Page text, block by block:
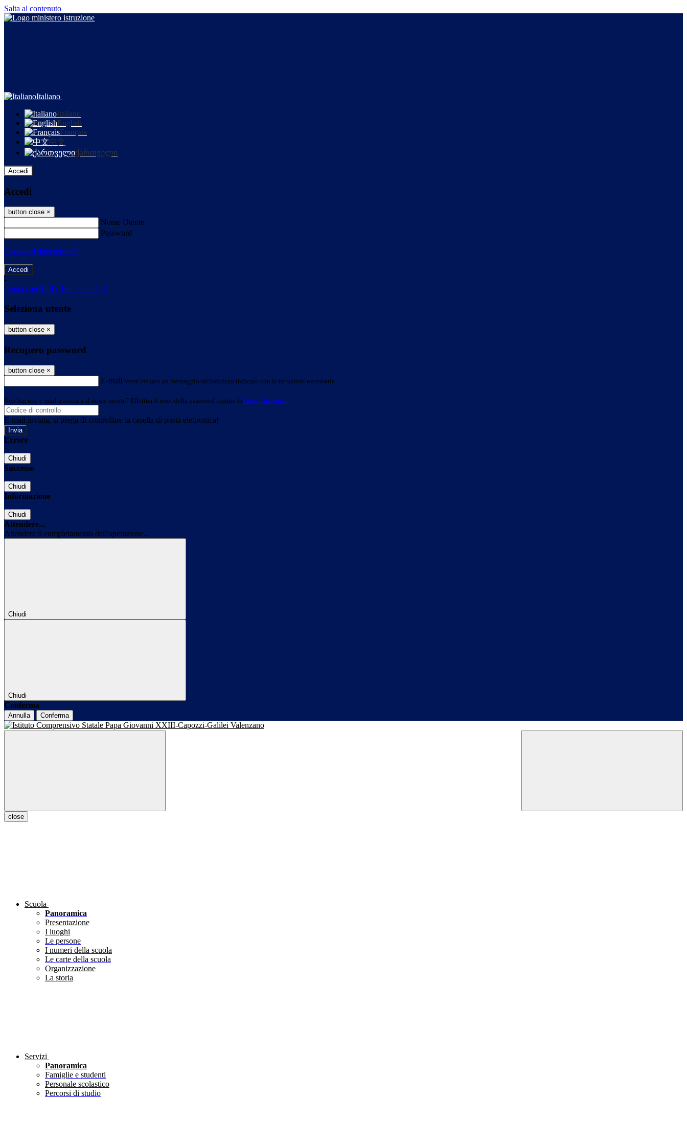
Salta al contenuto
Italiano
Italiano
English
Français
中文
ქართველი
Accedi
Accedi
button close ×
Nome Utente
Password
Password dimenticata?
-
Entra con SPID Entra con CIE
Seleziona utente
button close ×
Recupero password
button close ×
E-mail Verrà inviato un messaggio all'indirizzo indicato con le istruzioni necessarie.
Non hai una e-mail associata al nome utente? Effettua il reset della password tramite la Login Spaggiari
E-mail inviata, si prega di controllare la casella di posta elettronica!
Errore
Chiudi
Successo
Chiudi
Informazione
Chiudi
Attendere...
Attendere il completamento dell'operazione...
Chiudi
Chiudi
Conferma
Annulla Conferma
close
Scuola
Panoramica
Presentazione
I luoghi
Le persone
I numeri della scuola
Le carte della scuola
Organizzazione
La storia
Servizi
Panoramica
Famiglie e studenti
Personale scolastico
Percorsi di studio